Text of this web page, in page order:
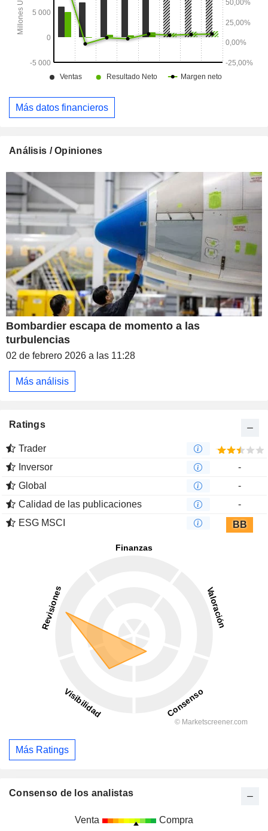
Más datos financieros
Análisis / Opiniones
Bombardier escapa de momento a las
turbulencias
02 de febrero 2026 a las 11:28
Más análisis
Ratings
Trader
Inversor
-
Global
-
Calidad de las publicaciones
-
ESG MSCI
BB
Más Ratings
Consenso de los analistas
Venta Compra